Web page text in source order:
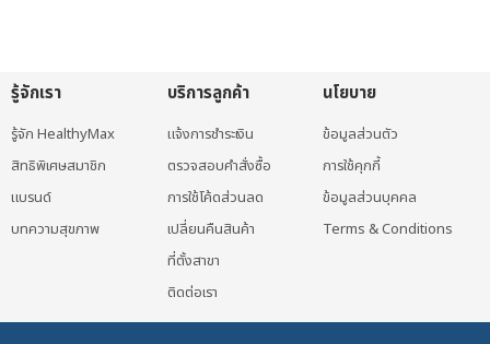
รู้จักเรา
รู้จัก HealthyMax
สิทธิพิเศษสมาชิก
แบรนด์
บทความสุขภาพ
บริการลูกค้า
แจ้งการชำระเงิน
ตรวจสอบคำสั่งซื้อ
การใช้โค้ดส่วนลด
เปลี่ยนคืนสินค้า
ที่ตั้งสาขา
ติดต่อเรา
นโยบาย
ข้อมูลส่วนตัว
การใช้คุกกี้
ข้อมูลส่วนบุคคล
Terms & Conditions